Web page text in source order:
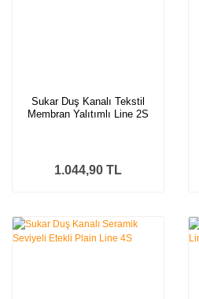
Sukar Duş Kanalı Tekstil
Membran Yalıtımlı Line 2S
1.044,90 TL